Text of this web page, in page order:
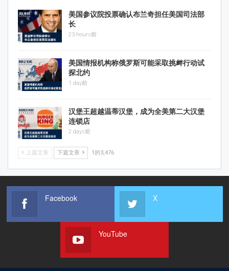
美国参议院投票确认布兰奇担任美国司法部
长
23 hours前
美国情报机构称俄罗斯可能采取挑衅行动试
探北约
1 day前
汉堡王超越温蒂汉堡，成为全美第二大汉堡
连锁店
2 days前
上篇文章 下篇文章 1的3,476
Facebook X
YouTube